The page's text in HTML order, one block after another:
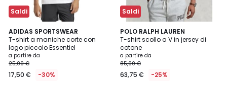
Saldi
ADIDAS SPORTSWEAR
T-shirt a maniche corte con
logo piccolo Essentiel
a partire da
25,00 €
17,50 € -30%
4,9
/ 5
6
Colori
Saldi
POLO RALPH LAUREN
T-shirt scollo a V in jersey di
cotone
a partire da
85,00 €
63,75 € -25%
4,3
/ 5
2
Colori